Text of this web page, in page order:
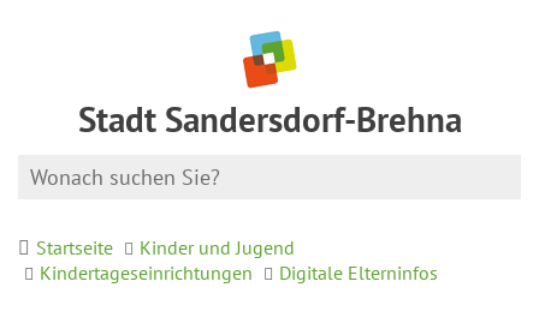
Stadt Sandersdorf-Brehna
Startseite
Kinder und Jugend
Kindertageseinrichtungen
Digitale Elterninfos